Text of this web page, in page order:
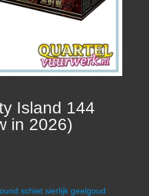
Island 144
in 2026)
schiet sierlijk geelgoud